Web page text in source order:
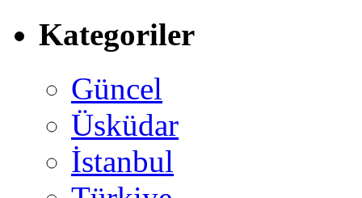
Kategoriler
Güncel
Üsküdar
İstanbul